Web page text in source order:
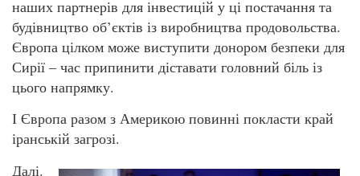
наших партнерів для інвестицій у ці постачання та
будівництво об’єктів із виробництва продовольства.
Європа цілком може виступити донором безпеки для
Сирії – час припинити діставати головний біль із
цього напрямку.
І Європа разом з Америкою повинні покласти край
іранській загрозі.
Далі.